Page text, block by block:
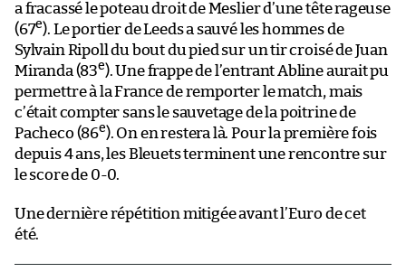
a fracassé le poteau droit de Meslier d’une tête rageuse
(67e). Le portier de Leeds a sauvé les hommes de
Sylvain Ripoll du bout du pied sur un tir croisé de Juan
Miranda (83e). Une frappe de l’entrant Abline aurait pu
permettre à la France de remporter le match, mais
c’était compter sans le sauvetage de la poitrine de
Pacheco (86e). On en restera là. Pour la première fois
depuis 4 ans, les Bleuets terminent une rencontre sur
le score de 0-0.
Une dernière répétition mitigée avant l’Euro de cet
été.